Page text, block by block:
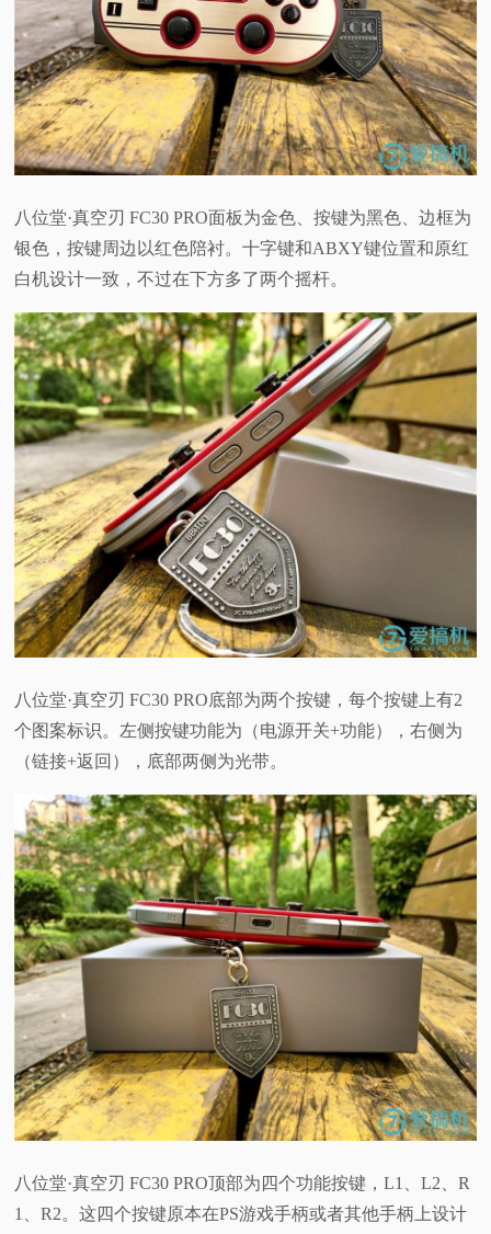
八位堂·真空刃 FC30 PRO面板为金色、按键为黑色、边框为
银色，按键周边以红色陪衬。十字键和ABXY键位置和原红
白机设计一致，不过在下方多了两个摇杆。
八位堂·真空刃 FC30 PRO底部为两个按键，每个按键上有2
个图案标识。左侧按键功能为（电源开关+功能），右侧为
（链接+返回），底部两侧为光带。
八位堂·真空刃 FC30 PRO顶部为四个功能按键，L1、L2、R
1、R2。这四个按键原本在PS游戏手柄或者其他手柄上设计